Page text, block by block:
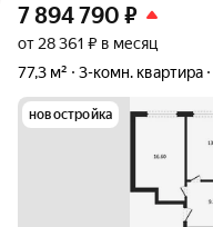
7 894 790 ₽
от 28 361 ₽ в месяц
77,3 м²
3-комн. квартира
новостройка